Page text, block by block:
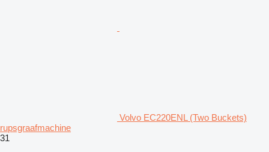
Volvo EC220ENL (Two Buckets)
rupsgraafmachine
31